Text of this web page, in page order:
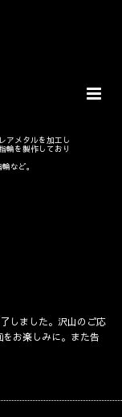
アメタルを加工し
輪を製作しており
など。
しました。沢山のご応
お楽しみに。また告